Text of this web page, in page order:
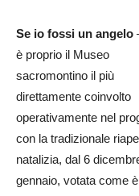
Se io fossi un angelo
è proprio il Museo
sacromontino il più
direttamente coinvolto
operativamente nel
con la tradizionale
natalizia, dal 6
gennaio, votata come è